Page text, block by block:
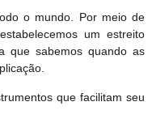
o mundo. Por meio de
um estreito
que sabemos quando as
que facilitam seu